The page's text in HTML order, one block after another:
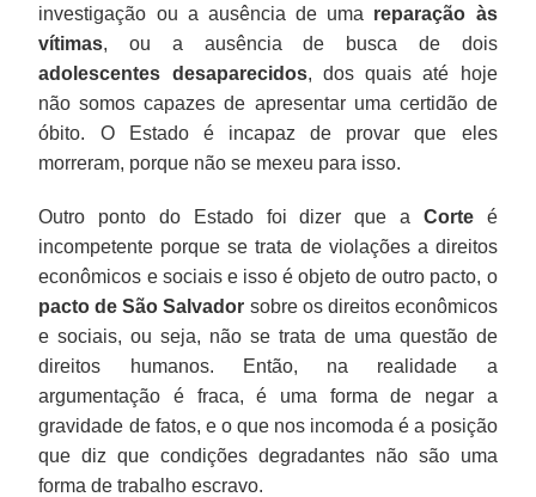
investigação ou a ausência de uma reparação às
vítimas, ou a ausência de busca de dois
adolescentes desaparecidos, dos quais até hoje
não somos capazes de apresentar uma certidão de
óbito. O Estado é incapaz de provar que eles
morreram, porque não se mexeu para isso.
Outro ponto do Estado foi dizer que a Corteé
incompetente porque se trata de violações a direitos
econômicos e sociais e isso é objeto de outro pacto, o
pacto de São Salvador sobre os direitos econômicos
e sociais, ou seja, não se trata de uma questão de
direitos humanos. Então, na realidade a
argumentação é fraca, é uma forma de negar a
gravidade de fatos, e o que nos incomoda é a posição
que diz que condições degradantes não são uma
forma de trabalho escravo.